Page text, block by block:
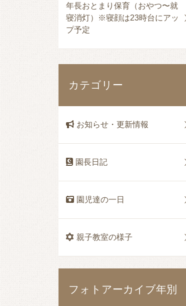
年長おとまり保育（おやつ〜就
寝消灯）※寝顔は23時台にアッ
プ予定
カテゴリー
お知らせ・更新情報
園長日記
園児達の一日
親子教室の様子
フォトアーカイブ年別